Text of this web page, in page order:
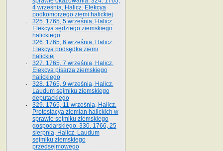
4 września, Halicz. Elekcya
podkomorzego ziemi halickiej
325. 1765, 5 września, Halicz.
Elekcya sędziego ziemskiego
halickiego
326. 1765, 6 września, Halicz.
Elekcya podsędka ziemi
halickiej
327. 1765, 7 września, Halicz.
Elekcya pisarza ziemskiego
halickiego
328. 1765, 9 września, Halicz.
Laudum sejmiku ziemskiego
deputackiego
329. 1765, 11 września, Halicz.
Protestacya ziemian halickich w
sprawie sejmiku ziemskiego
gospodarskiego. 330. 1766, 25
sierpnia, Halicz. Laudum
sejmiku ziemskiego
przedsejmowego